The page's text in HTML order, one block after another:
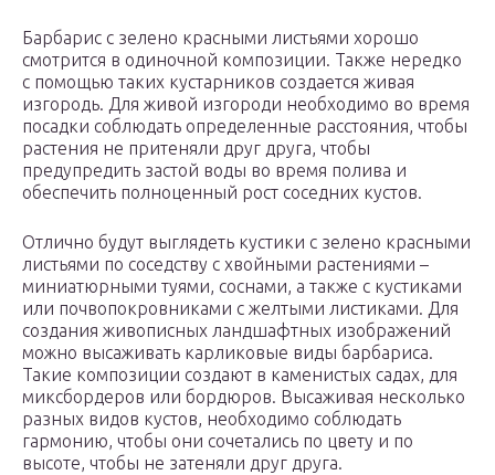
Барбарис с зелено красными листьями хорошо
смотрится в одиночной композиции. Также нередко
с помощью таких кустарников создается живая
изгородь. Для живой изгороди необходимо во время
посадки соблюдать определенные расстояния, чтобы
растения не притеняли друг друга, чтобы
предупредить застой воды во время полива и
обеспечить полноценный рост соседних кустов.
Отлично будут выглядеть кустики с зелено красными
листьями по соседству с хвойными растениями –
миниатюрными туями, соснами, а также с кустиками
или почвопокровниками с желтыми листиками. Для
создания живописных ландшафтных изображений
можно высаживать карликовые виды барбариса.
Такие композиции создают в каменистых садах, для
миксбордеров или бордюров. Высаживая несколько
разных видов кустов, необходимо соблюдать
гармонию, чтобы они сочетались по цвету и по
высоте, чтобы не затеняли друг друга.